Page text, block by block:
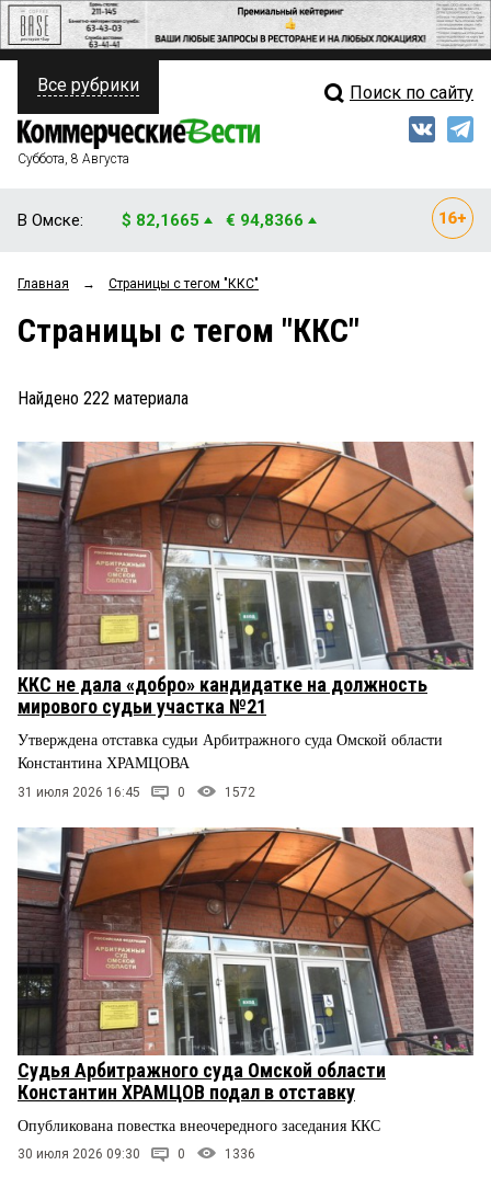
ПОЛИТИКА
ФИНАНСЫ
ОБЩЕСТВО
ЗАКОН
НОВОСТИ КОМПАНИЙ
ПРОИСШЕСТВИЯ
СТИЛЬ ЖИЗНИ
Свежий выпуск
Рейтинги
Все рубрики Поиск по сайту
Суббота, 8 Августа
В Омске: $ 82,1665 € 94,8366
Главная → Страницы c тегом "ККС"
Страницы c тегом "ККС"
Найдено 222 материала
ККС не дала «добро» кандидатке на должность
мирового судьи участка №21
Утверждена отставка судьи Арбитражного суда Омской области
Константина ХРАМЦОВА
31 июля 2026 16:45 0 1572
Судья Арбитражного суда Омской области
Константин ХРАМЦОВ подал в отставку
Опубликована повестка внеочередного заседания ККС
30 июля 2026 09:30 0 1336